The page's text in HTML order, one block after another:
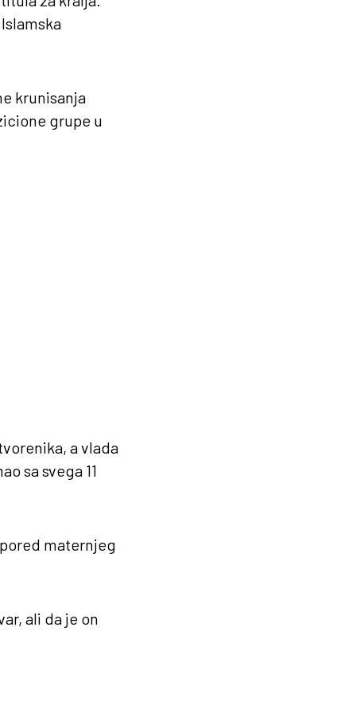
krunisanja
grupe u
a vlada
sa svega 11
maternjeg
ali da je on